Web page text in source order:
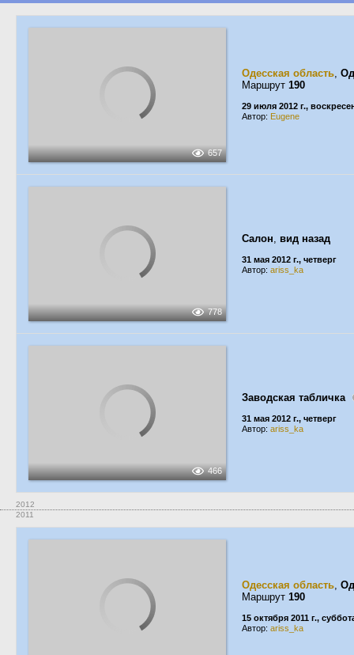
657
Одесская область,
Маршрут 190
29 июля 2012 г.,
Автор: Eugene
778
Салон, вид назад
31 мая 2012 г., четверг
Автор: ariss_ka
466
Заводская табличка
31 мая 2012 г., четверг
Автор: ariss_ka
2012
2011
Одесская область,
Маршрут 190
15 октября 2011 г.,
Автор: ariss_ka